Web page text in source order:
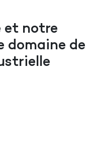
et notre
domaine de